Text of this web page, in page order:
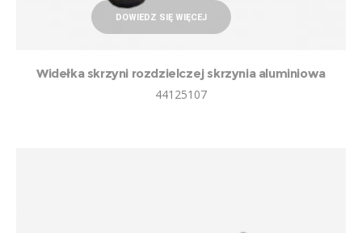
DOWIEDZ SIĘ WIĘCEJ
Widełka skrzyni rozdzielczej skrzynia aluminiowa
44125107